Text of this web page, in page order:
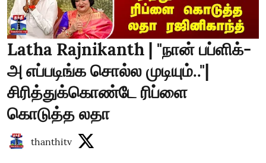
Latha Rajnikanth | "நான் பப்ளிக்-
அ எப்படிங்க சொல்ல முடியும்.."|
சிரித்துக்கொண்டே ரிப்ளை
கொடுத்த லதா
thanthitv